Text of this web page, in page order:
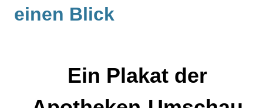
einen Blick
Ein Plakat der